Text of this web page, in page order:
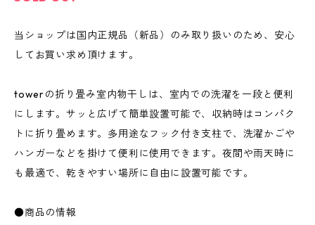
当ショップは国内正規品（新品）のみ取り扱いのため、安心
してお買い求め頂けます。
towerの折り畳み室内物干しは、室内での洗濯を一段と便利
にします。サッと広げて簡単設置可能で、収納時はコンパク
トに折り畳めます。多用途なフック付き支柱で、洗濯かごや
ハンガーなどを掛けて便利に使用できます。夜間や雨天時に
も最適で、乾きやすい場所に自由に設置可能です。
●商品の情報